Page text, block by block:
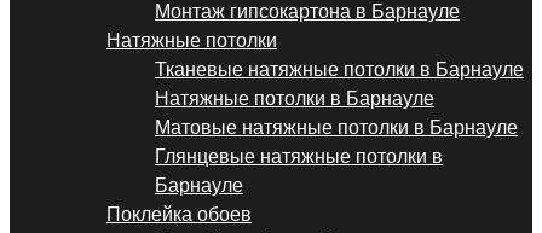
Монтаж гипсокартона в Барнауле
Натяжные потолки
Тканевые натяжные потолки в Барнауле
Натяжные потолки в Барнауле
Матовые натяжные потолки в Барнауле
Глянцевые натяжные потолки в
Барнауле
Поклейка обоев